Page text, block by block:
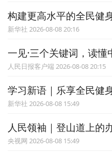
构建更高水平的全民健
新华社 2026-08-08 20:16
一见·三个关键词，读懂
人民日报客户端 2026-08-08 20:15
学习新语｜乐享全民健
新华社 2026-08-08 15:49
人民领袖｜登山道上的
央视网 2026-08-08 15:49